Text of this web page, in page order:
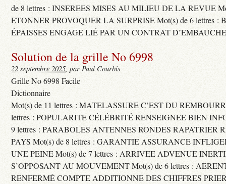
de 8 lettres : INSEREES MISES AU MILIEU DE LA REVUE
ETONNER PROVOQUER LA SURPRISE Mot(s) de 6 lettres :
ÉPAISSES ENGAGE LIÉ PAR UN CONTRAT
Solution de la grille No 6998
22 septembre 2025, par Paul Courbis
Grille No 6998 Facile
Dictionnaire
Mot(s) de 11 lettres : MATELASSURE C’EST DU
lettres : POPULARITE CÉLÉBRITÉ RENSEIGNEE BIEN
9 lettres : PARABOLES ANTENNES RONDES RAPATRIER
PAYS Mot(s) de 8 lettres : GARANTIE ASSURANCE
UNE PEINE Mot(s) de 7 lettres : ARRIVEE ADVENUE
S’OPPOSANT AU MOUVEMENT Mot(s) de 6 lettres :
RENFERMÉ COMPTE ADDITIONNE DES CHIFFRES